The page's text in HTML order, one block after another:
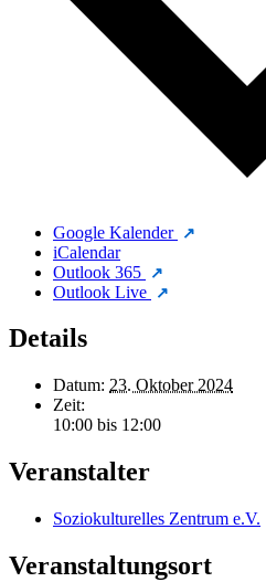
Google Kalender
iCalendar
Outlook 365
Outlook Live
Details
Datum: 23. Oktober 2024
Zeit:
10:00 bis 12:00
Veranstalter
Soziokulturelles Zentrum e.V.
Veranstaltungsort